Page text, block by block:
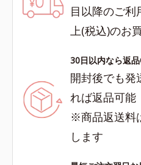
目以降のご利
上(税込)のお
30日以内なら返
開封後でも発
れば返品可能
※商品返送料
します